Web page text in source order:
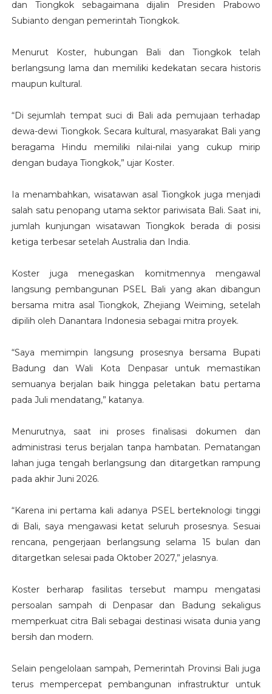
dan Tiongkok sebagaimana dijalin Presiden Prabowo
Subianto dengan pemerintah Tiongkok.
Menurut Koster, hubungan Bali dan Tiongkok telah
berlangsung lama dan memiliki kedekatan secara historis
maupun kultural.
“Di sejumlah tempat suci di Bali ada pemujaan terhadap
dewa-dewi Tiongkok. Secara kultural, masyarakat Bali yang
beragama Hindu memiliki nilai-nilai yang cukup mirip
dengan budaya Tiongkok,” ujar Koster.
Ia menambahkan, wisatawan asal Tiongkok juga menjadi
salah satu penopang utama sektor pariwisata Bali. Saat ini,
jumlah kunjungan wisatawan Tiongkok berada di posisi
ketiga terbesar setelah Australia dan India.
Koster juga menegaskan komitmennya mengawal
langsung pembangunan PSEL Bali yang akan dibangun
bersama mitra asal Tiongkok, Zhejiang Weiming, setelah
dipilih oleh Danantara Indonesia sebagai mitra proyek.
“Saya memimpin langsung prosesnya bersama Bupati
Badung dan Wali Kota Denpasar untuk memastikan
semuanya berjalan baik hingga peletakan batu pertama
pada Juli mendatang,” katanya.
Menurutnya, saat ini proses finalisasi dokumen dan
administrasi terus berjalan tanpa hambatan. Pematangan
lahan juga tengah berlangsung dan ditargetkan rampung
pada akhir Juni 2026.
“Karena ini pertama kali adanya PSEL berteknologi tinggi
di Bali, saya mengawasi ketat seluruh prosesnya. Sesuai
rencana, pengerjaan berlangsung selama 15 bulan dan
ditargetkan selesai pada Oktober 2027,” jelasnya.
Koster berharap fasilitas tersebut mampu mengatasi
persoalan sampah di Denpasar dan Badung sekaligus
memperkuat citra Bali sebagai destinasi wisata dunia yang
bersih dan modern.
Selain pengelolaan sampah, Pemerintah Provinsi Bali juga
terus mempercepat pembangunan infrastruktur untuk